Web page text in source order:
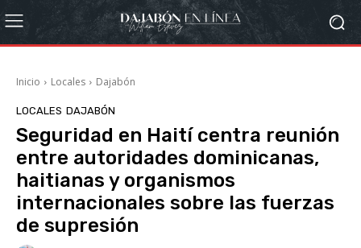
Inicio Locales Dajabón
LOCALES DAJABÓN
Seguridad en Haití centra reunión
entre autoridades dominicanas,
haitianas y organismos
internacionales sobre las fuerzas
de supresión